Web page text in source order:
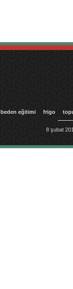
beden eğitimi frigo
8 şubat